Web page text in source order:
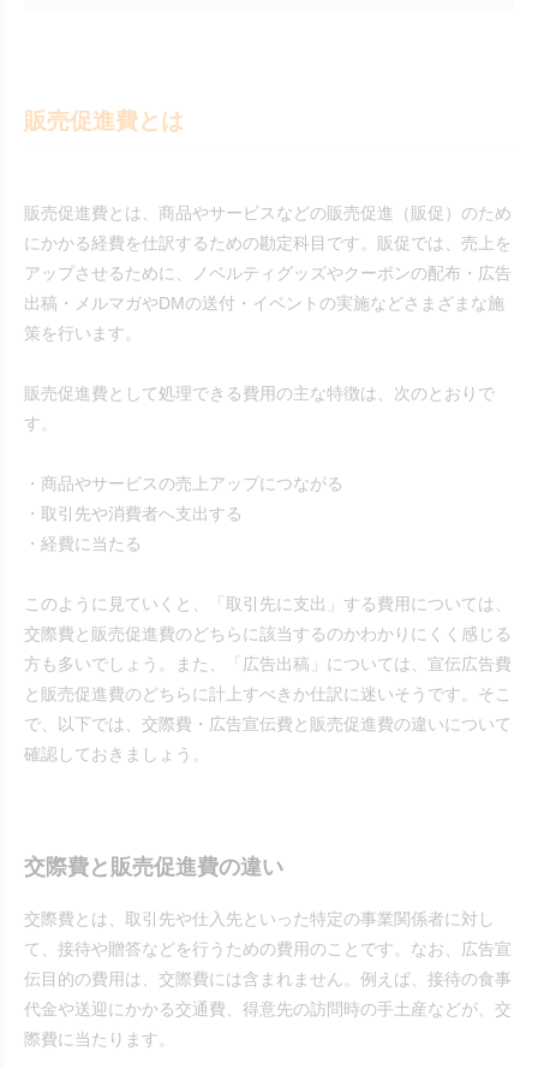
販売促進費とは
販売促進費とは、商品やサービスなどの販売促進（販促）のため
にかかる経費を仕訳するための勘定科目です。販促では、売上を
アップさせるために、ノベルティグッズやクーポンの配布・広告
出稿・メルマガやDMの送付・イベントの実施などさまざまな施
策を行います。
販売促進費として処理できる費用の主な特徴は、次のとおりで
す。
・商品やサービスの売上アップにつながる
・取引先や消費者へ支出する
・経費に当たる
このように見ていくと、「取引先に支出」する費用については、
交際費と販売促進費のどちらに該当するのかわかりにくく感じる
方も多いでしょう。また、「広告出稿」については、宣伝広告費
と販売促進費のどちらに計上すべきか仕訳に迷いそうです。そこ
で、以下では、交際費・広告宣伝費と販売促進費の違いについて
確認しておきましょう。
交際費と販売促進費の違い
交際費とは、取引先や仕入先といった特定の事業関係者に対し
て、接待や贈答などを行うための費用のことです。なお、広告宣
伝目的の費用は、交際費には含まれません。例えば、接待の食事
代金や送迎にかかる交通費、得意先の訪問時の手土産などが、交
際費に当たります。